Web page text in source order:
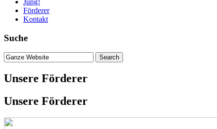
Förderer
Kontakt
Suche
Unsere Förderer
Unsere Förderer